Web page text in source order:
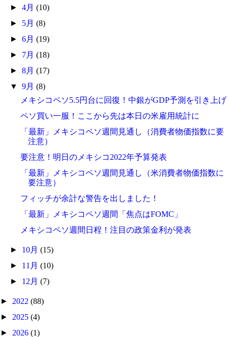
►4月(10)
► 5月(8)
►6月(19)
► 7月(18)
►8月(17)
▼9月(8)
メキシコペソ5.5円台に回復！中銀がGDP予測を引き上げ
ペソ買い一服！ここから先は本日の米雇用統計に
「最新」メキシコペソ週間見通し（消費者物価指数に要
注意）
要注意！明日のメキシコ2022年予算発表
「最新」メキシコペソ週間見通し（米消費者物価指数に
要注意）
フィッチが余計な警告を出しました！
「最新」メキシコペソ週間「焦点はFOMC」
メキシコペソ週間日程！注目の政策金利が発表
► 10月(15)
► 11月(10)
► 12月(7)
► 2022 (88)
► 2025 (4)
► 2026 (1)